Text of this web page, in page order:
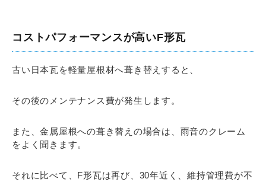
コストパフォーマンスが高いF形瓦
古い日本瓦を軽量屋根材へ葺き替えすると、
その後のメンテナンス費が発生します。
また、金属屋根への葺き替えの場合は、雨音のクレーム
をよく聞きます。
それに比べて、F形瓦は再び、30年近く、維持管理費が不